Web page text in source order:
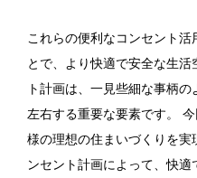
これらの便利なコンセント活
とで、より快適で安全な生
ト計画は、一見些細な事柄
左右する重要な要素です。
様の理想の住まいづくりを実
ンセント計画によって、快